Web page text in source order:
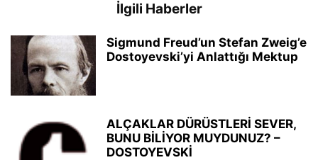
İlgili Haberler
Sigmund Freud’un Stefan Zweig’e
Dostoyevski’yi Anlattığı Mektup
ALÇAKLAR DÜRÜSTLERİ SEVER,
BUNU BİLİYOR MUYDUNUZ? –
DOSTOYEVSKİ